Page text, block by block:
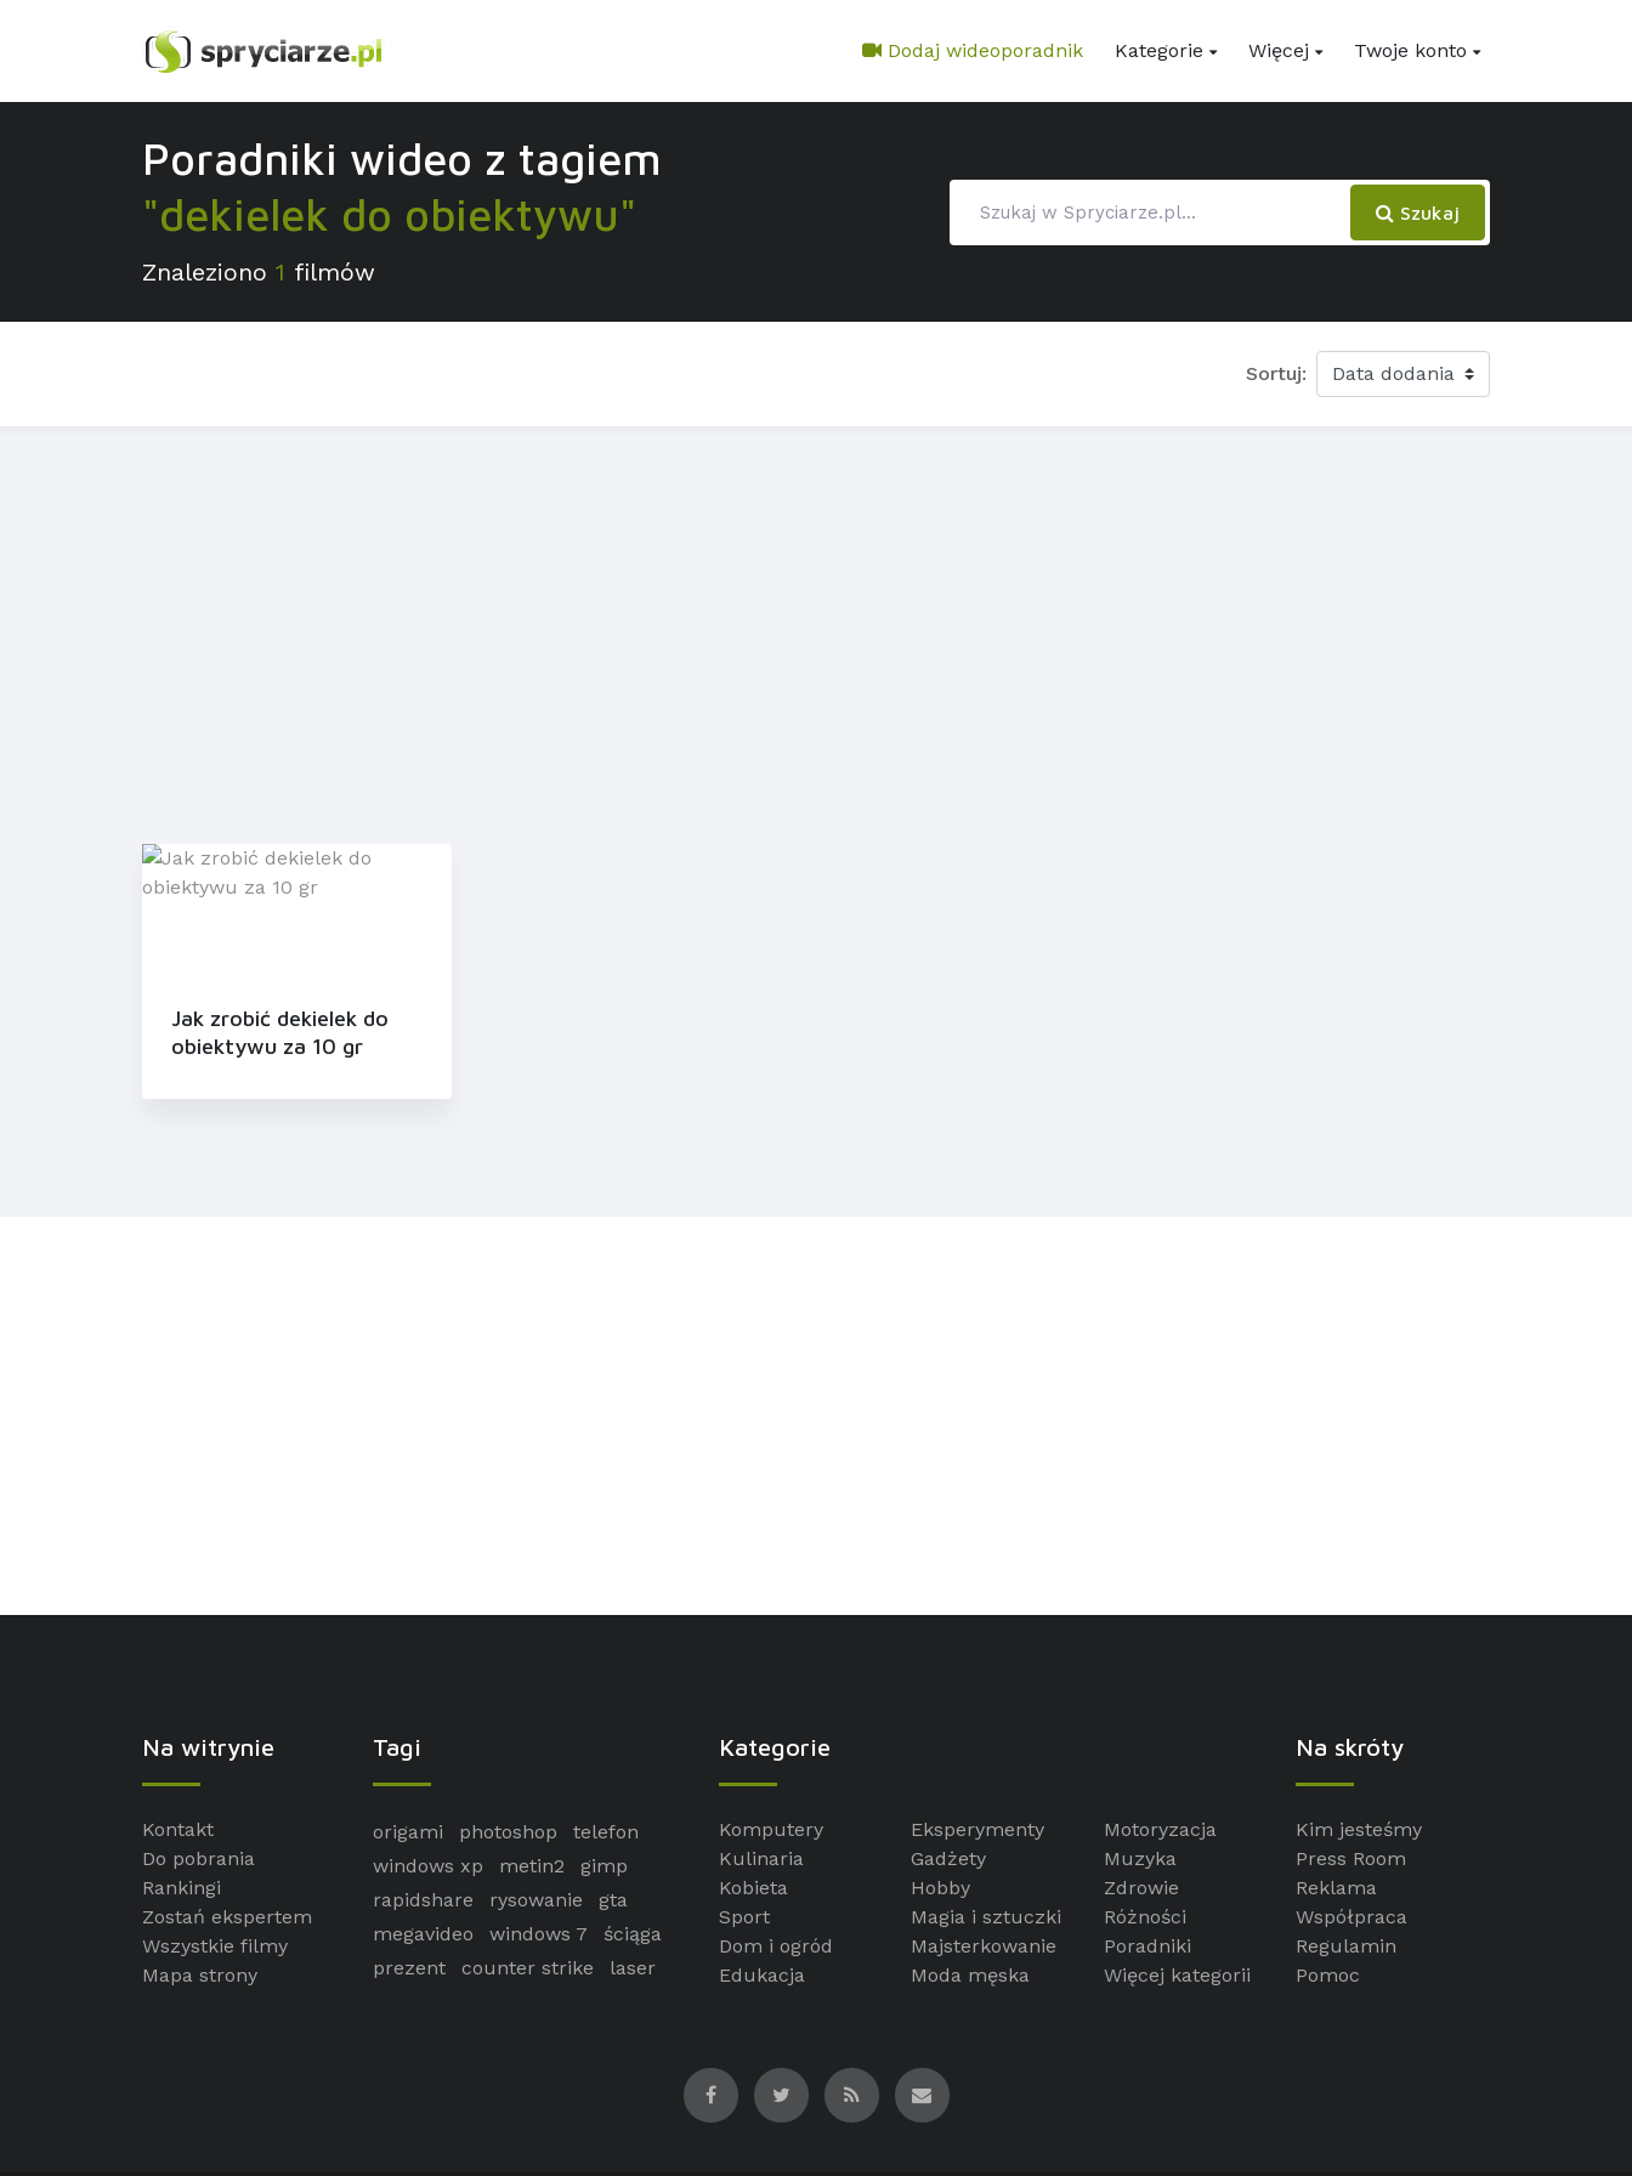
Dodaj wideoporadnik Kategorie Więcej Twoje konto
Poradniki wideo z tagiem
"dekielek do obiektywu"
Znaleziono 1 filmów
Szukaj
Sortuj:
Jak zrobić dekielek do
obiektywu za 10 gr
Na witrynie
Kontakt
Do pobrania
Rankingi
Zostań ekspertem
Wszystkie filmy
Mapa strony
Tagi
origami photoshop
telefon
windows xp
metin2
gimp
rapidshare
rysowanie
gta
megavideo
windows 7
ściąga
prezent
counter strike laser
Kategorie
Komputery
Kulinaria
Kobieta
Sport
Dom i ogród
Edukacja
Eksperymenty
Gadżety
Hobby
Magia i sztuczki
Majsterkowanie
Moda męska
Motoryzacja
Muzyka
Zdrowie
Różności
Poradniki
Więcej kategorii
Na skróty
Kim jesteśmy
Press Room
Reklama
Współpraca
Regulamin
Pomoc